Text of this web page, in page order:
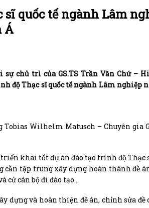
quốc tế ngành Lâm
Á
sự chủ trì của GS.TS Trần Văn Chứ –
độ Thạc sĩ quốc tế ngành Lâm nghiệp
Tobias Wilhelm Matusch – Chuyên gia
khai tốt dự án đào tạo trình độ Thạc
tập trung xây dựng hoàn thành đề
cử cán bộ đi đào tạo…
dựng và hoàn thiện đề án, chỉnh sửa đề